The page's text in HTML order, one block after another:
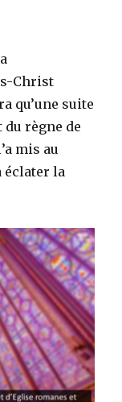
Christ
qu’une suite
du règne de
mis au
éclater la